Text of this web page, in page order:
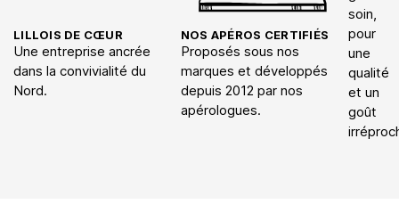
LILLOIS DE CŒUR
Une entreprise ancrée
dans la convivialité du
Nord.
NOS APÉROS CERTIFIÉS
Proposés sous nos
marques et développés
depuis 2012 par nos
apérologues.
soin,
pour
une
qualité
et un
goût